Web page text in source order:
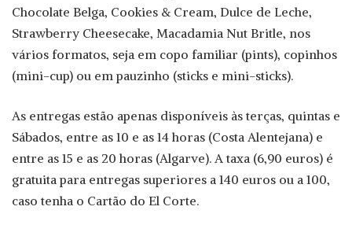
Chocolate Belga, Cookies & Cream, Dulce de Leche,
Strawberry Cheesecake, Macadamia Nut Britle, nos
vários formatos, seja em copo familiar (pints), copinhos
(mini-cup) ou em pauzinho (sticks e mini-sticks).
As entregas estão apenas disponíveis às terças, quintas e
Sábados, entre as 10 e as 14 horas (Costa Alentejana) e
entre as 15 e as 20 horas (Algarve). A taxa (6,90 euros) é
gratuita para entregas superiores a 140 euros ou a 100,
caso tenha o Cartão do El Corte.